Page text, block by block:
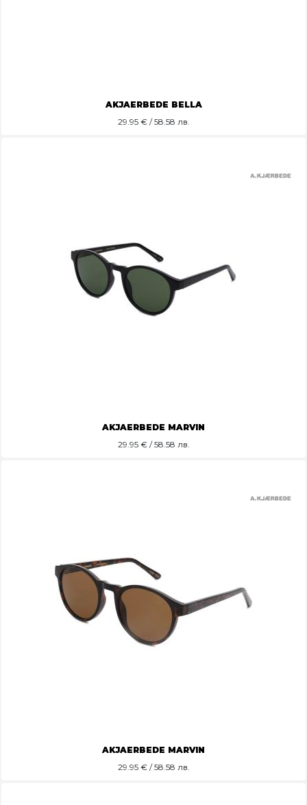
AKJAERBEDE BELLA
29.95€ / 58.58 лв.
AKJAERBEDE MARVIN
29.95€ / 58.58 лв.
AKJAERBEDE MARVIN
29.95€ / 58.58 лв.